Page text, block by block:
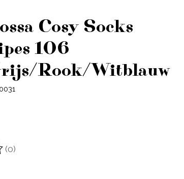
Cosy Socks
106
Rook/Witblauw
dit product is
(0)